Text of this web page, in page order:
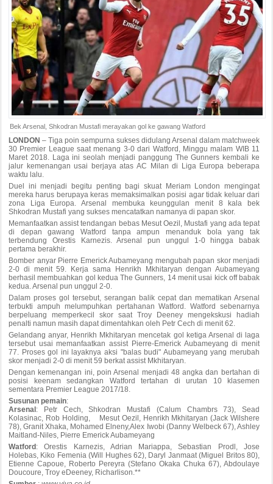
Bek Arsenal, Shkodran Mustafi merayakan gol ke gawang Watford
LONDON – Tiga poin sempurna sukses didulang Arsenal dalam matchweek
30 Premier League saat menang 3-0 dari Watford, Minggu malam WIB 11
Maret 2018. Laga ini seolah menjadi panggung The Gunners kembali ke
jalur kemenangan usai berjaya atas AC Milan di Liga Europa beberapa
waktu lalu.
Duel ini menjadi begitu penting bagi skuat Meriam London mengingat
mereka harus berupaya keras memaksimalkan posisi agar tidak keluar dari
zona Liga Europa. Arsenal membuka keunggulan menit 8 kala bek
Shkodran Mustafi yang sukses mencatatkan namanya di papan skor.
Memanfaatkanassist tendangan bebas Mesut Oezil, Mustafi yang ada tepat
di depan gawang Watford tanpa ampun menanduk bola yang tak
terbendung Orestis Karnezis. Arsenal pun unggul 1-0 hingga babak
pertama berakhir.
Bomber anyar Pierre Emerick Aubameyang mengubah papan skor menjadi
2-0 di menit 59. Kerja sama Henrikh Mkhitaryan dengan Aubameyang
berhasil membuahkan gol kedua The Gunners, 14 menit usai kick off babak
kedua. Arsenal pun unggul 2-0.
Dalam proses gol tersebut, serangan balik cepat dan mematikan Arsenal
terbukti ampuh melumpuhkan pertahanan Watford. Watford sebenarnya
berpeluang memperkecil skor saat Troy Deeney mengekskusi hadiah
penalti namun masih dapat dimentahkan oleh Petr Cech di menit 62.
Gelandang anyar, Henrikh Mkhitaryan mencetak gol ketiga Arsenal di laga
tersebut usai memanfaatkan assist Pierre-Emerick Aubameyang di menit
77. Proses gol ini layaknya aksi "balas budi" Aubameyang yang merubah
skor menjadi 2-0 di menit 59 berkat assist Mkhitaryan.
Dengan kemenangan ini, poin Arsenal menjadi 48 angka dan bertahan di
posisi keenam sedangkan Watford tertahan di urutan 10 klasemen
sementara Premier League 2017/18.
Susunan pemain:
Arsenal: Petr Cech, Shkodran Mustafi (Calum Chambrs 73), Sead
Kolasinac, Rob Holding, Mesut Oezil, Henrikh Mkhitaryan (Jack Wilshere
78), Granit Xhaka, Mohamed Elneny,Alex Iwobi (Danny Welbeck 67), Ashley
Maitland-Niles, Pierre Emerick Aubameyang
Watford: Orestis Karnezis, Adrian Mariappa, Sebastian Prodl, Jose
Holebas, Kiko Femenia (Will Hughes 62), Daryl Janmaat (Miguel Britos 80),
Etienne Capoue, Roberto Pereyra (Stefano Okaka Chuka 67), Abdoulaye
Doucoure, Troy eDeeney, Richarlison.**